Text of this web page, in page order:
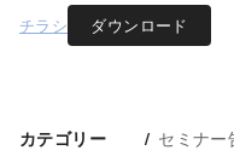
チラシ ダウンロード
カテゴリー セミナー